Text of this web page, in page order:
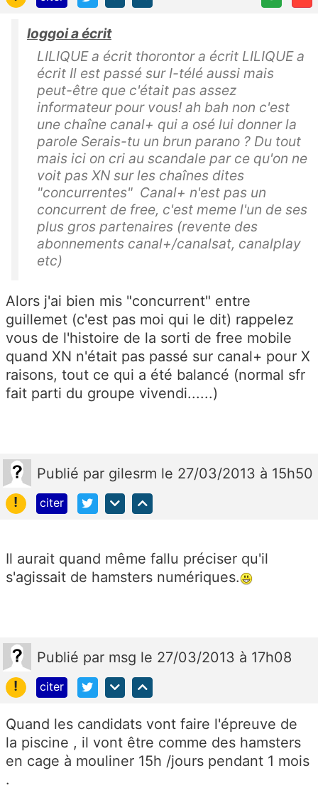
loggoi a écrit
LILIQUE a écrit thorontor a écrit LILIQUE a
écrit Il est passé sur I-télé aussi mais
peut-être que c'était pas assez
informateur pour vous! ah bah non c'est
une chaîne canal+ qui a osé lui donner la
parole Serais-tu un brun parano ? Du tout
mais ici on cri au scandale par ce qu'on ne
voit pas XN sur les chaînes dites
"concurrentes" Canal+ n'est pas un
concurrent de free, c'est meme l'un de ses
plus gros partenaires (revente des
abonnements canal+/canalsat, canalplay
etc)
Alors j'ai bien mis "concurrent" entre
guillemet (c'est pas moi qui le dit) rappelez
vous de l'histoire de la sorti de free mobile
quand XN n'était pas passé sur canal+ pour X
raisons, tout ce qui a été balancé (normal sfr
fait parti du groupe vivendi......)
Publié par gilesrm le 27/03/2013 à 15h50
!
citer
Il aurait quand même fallu préciser qu'il
s'agissait de hamsters numériques.
Publié par msg le 27/03/2013 à 17h08
!
citer
Quand les candidats vont faire l'épreuve de
la piscine , il vont être comme des hamsters
en cage à mouliner 15h /jours pendant 1 mois
.